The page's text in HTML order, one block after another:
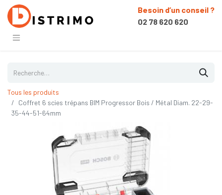
Besoin d’un conseil ?
02 78 620 620
Tous les produits
Coffret 6 scies trépans BIM Progressor Bois / Métal Diam. 22-29-
35-44-51-64mm